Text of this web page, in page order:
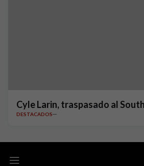
Cyle Larin, traspasado al
DESTACADOS